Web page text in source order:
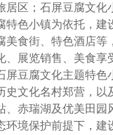
居区；石屏豆腐文化
特色小镇为依托，建
美食街、特色酒店等
、展览销售、美食享
屏豆腐文化主题特色
史文化名村郑营，以
、赤瑞湖及优美田园
环境保护前提下，建